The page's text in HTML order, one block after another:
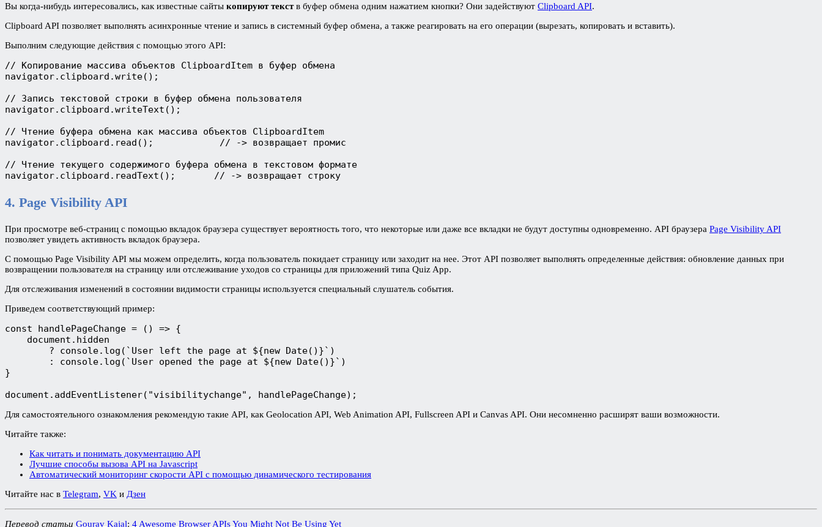
Вы когда-нибудь интересовались, как известные сайты копируют текств буфер обмена одним нажатием кнопки? Они задействуют Clipboard API.
Clipboard API позволяет выполнять асинхронные чтение и запись в системный буфер обмена, а также реагировать на его операции (вырезать, копировать и вставить).
Выполним следующие действия с помощью этого API:
// Копирование массива объектов ClipboardItem в буфер обмена
navigator.clipboard.write();
// Запись текстовой строки в буфер обмена пользователя
navigator.clipboard.writeText();
// Чтение буфера обмена как массива объектов ClipboardItem
navigator.clipboard.read();            // -> возвращает промис
// Чтение текущего содержимого буфера обмена в текстовом формате
navigator.clipboard.readText();       // -> возвращает строку
4. Page Visibility API
При просмотре веб-страниц с помощью вкладок браузера существует вероятность того, что некоторые или даже все вкладки не будут доступны одновременно. API браузера Page Visibility API
позволяет увидеть активность вкладок браузера.
С помощью Page Visibility API мы можем определить, когда пользователь покидает страницу или заходит на нее. Этот API позволяет выполнять определенные действия: обновление данных при
возвращении пользователя на страницу или отслеживание уходов со страницы для приложений типа Quiz App.
Для отслеживания изменений в состоянии видимости страницы используется специальный слушатель события.
Приведем соответствующий пример:
const handlePageChange = () => {
    document.hidden
        ? console.log(`User left the page at ${new Date()}`)
        : console.log(`User opened the page at ${new Date()}`)
}
document.addEventListener("visibilitychange", handlePageChange);
Для самостоятельного ознакомления рекомендую такие API, как Geolocation API, Web Animation API, Fullscreen API и Canvas API. Они несомненно расширят ваши возможности.
Читайте также:
Как читать и понимать документацию API
Лучшие способы вызова API на Javascript
Автоматический мониторинг скорости API с помощью динамического тестирования
Читайте нас в Telegram, VK и Дзен
Перевод статьи Gourav Kajal: 4 Awesome Browser APIs You Might Not Be Using Yet